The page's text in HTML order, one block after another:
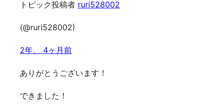
トピック投稿者 ruri528002
(@ruri528002)
2年、 4ヶ月前
ありがとうございます！
できました！